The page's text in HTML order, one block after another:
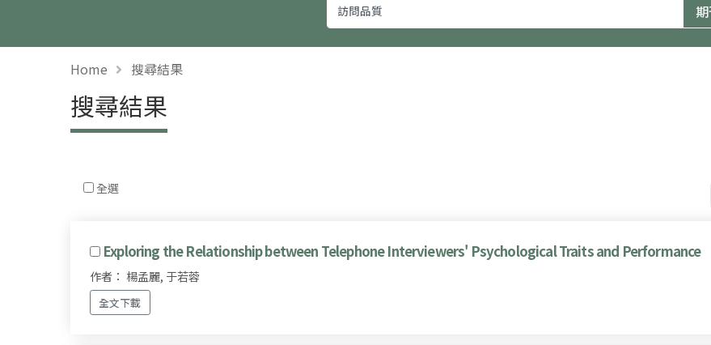
Home 搜尋結果
搜尋結果
全選
Exploring the Relationship between Telephone Interviewers' Psychological Traits and Performance
作者： 楊孟麗, 于若蓉
全文下載